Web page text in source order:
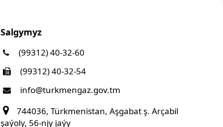
Salgymyz
(99312) 40-32-60
(99312) 40-32-54
info@turkmengaz.gov.tm
744036, Türkmenistan, Aşgabat ş. Arçabil
şaýoly, 56-njy jaýy